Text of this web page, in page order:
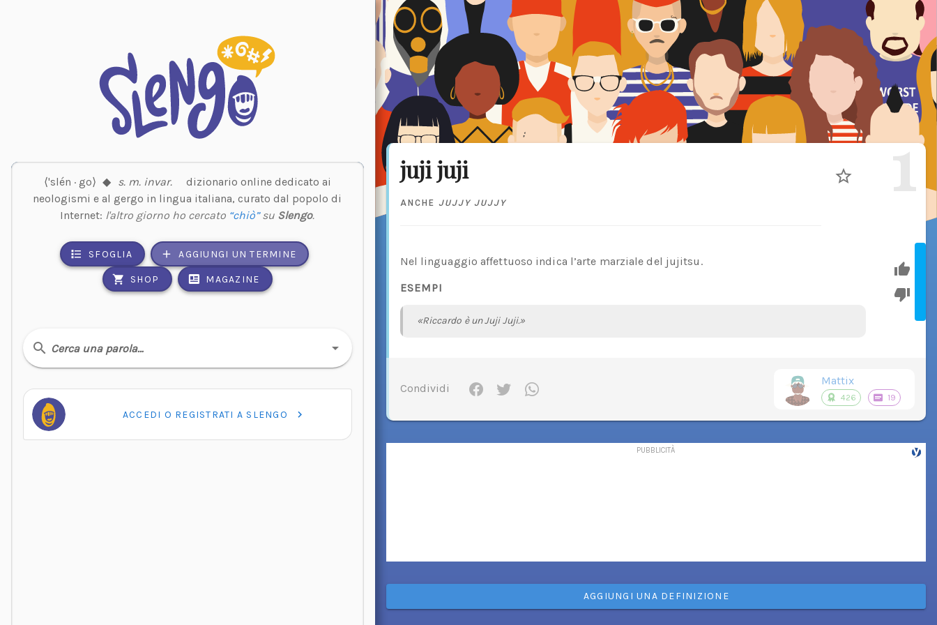
⟨'slén · go⟩ ◆ s. m. invar.
dizionario online dedicato ai
neologismi e al gergo in lingua italiana, curato dal popolo di
Internet: l'altro giorno ho cercato “chiò”su Slengo.
SFOGLIA AGGIUNGI UN TERMINE
SHOP MAGAZINE
Cerca una parola…
ACCEDI O REGISTRATI A SLENGO
juji juji
ANCHE JUJJY JUJJY 1
Nel linguaggio affettuoso indica l’arte marziale del jujitsu.
ESEMPI
«Riccardo è un Juji Juji.»
Condividi
Mattix
426 19
AGGIUNGI UNA DEFINIZIONE